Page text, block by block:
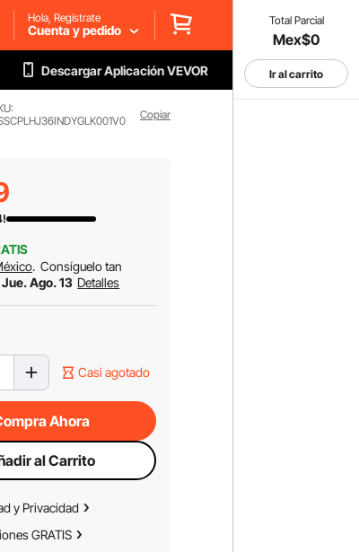
Total Parcial
Mex$0
Ir al carrito
Hola, Regístrate
Cuenta y pedido
Descargar Aplicación VEVOR
Copiar
. Consíguelo tan
Jue. Ago. 13 Detalles
Casi agotado
Ahora
al Carrito
y Privacidad
GRATIS